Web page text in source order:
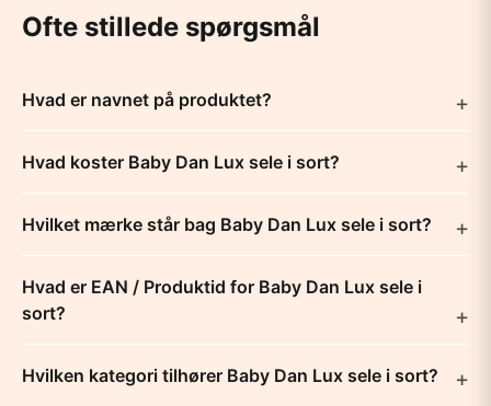
Ofte stillede spørgsmål
Hvad er navnet på produktet?
Hvad koster Baby Dan Lux sele i sort?
Hvilket mærke står bag Baby Dan Lux sele i sort?
Hvad er EAN / Produktid for Baby Dan Lux sele i
sort?
Hvilken kategori tilhører Baby Dan Lux sele i sort?